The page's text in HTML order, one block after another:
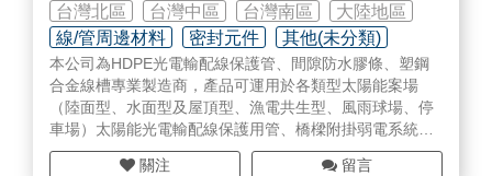
台灣北區 台灣中區 台灣南區
大陸地區
線/管周邊材料
密封元件 其他(未分類)
本公司為HDPE光電輸配線保護管、間隙防水膠條、塑鋼
合金線槽專業製造商，產品可運用於各類型太陽能案場
（陸面型、水面型及屋頂型、漁電共生型、風雨球場、停
車場）太陽能光電輸配線保護用管、橋樑附掛弱電系統
等。
關注 留言